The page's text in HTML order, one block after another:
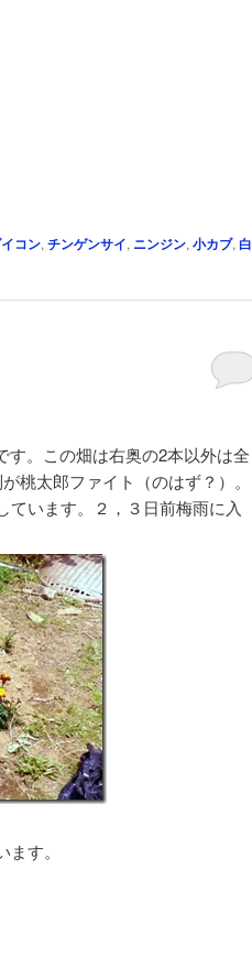
コン, チンゲンサイ, ニンジン, 小カブ, 白
。この畑は右奥の2本以外は全
桃太郎ファイト（のはず？）。
ています。２，３日前梅雨に入
す。